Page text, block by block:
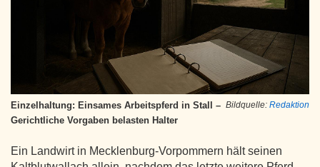
Bildquelle: Redaktion
Einzelhaltung: Einsames Arbeitspferd in Stall –
Gerichtliche Vorgaben belasten Halter
Ein Landwirt in Mecklenburg-Vorpommern hält seinen